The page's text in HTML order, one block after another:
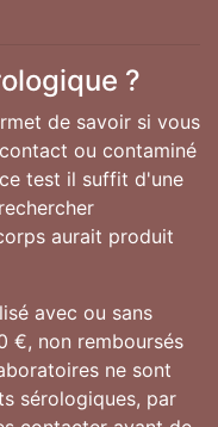
?
de savoir si vous
ou contaminé
test il suffit d'une
aurait produit
avec ou sans
€, non remboursés
ne sont
sérologiques, par